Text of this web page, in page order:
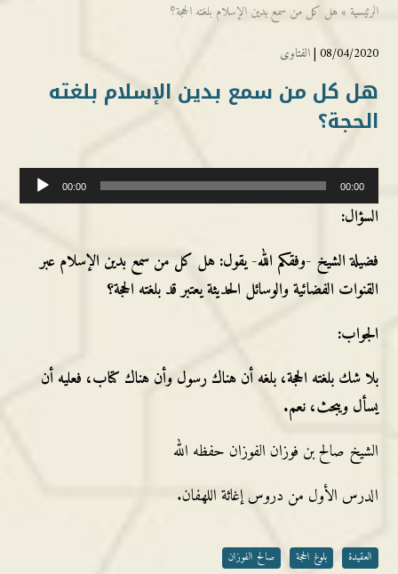
الرئيسية » هل كل من سمع بدين الإسلام بلغته الحجة؟
08/04/2020 | الفتاوى
هل كل من سمع بدين الإسلام بلغته
الحجة؟
مشغل
الصوت
00:00 00:00
السؤال:
فضيلة الشيخ -وفقكم الله- يقول: هل كل من سمع بدين الإسلام عبر
القنوات الفضائية والوسائل الحديثة يعتبر قد بلغته الحجة؟
الجواب:
بلا شك بلغته الحجة، بلغه أن هناك رسول وأن هناك كتاب، فعليه أن
يسأل ويبحث، نعم.
الشيخ صالح بن فوزان الفوزان حفظه الله
الدرس الأول من دروس إغاثة اللهفان.
العقيدة بلوغ الحجة صالح الفوزان